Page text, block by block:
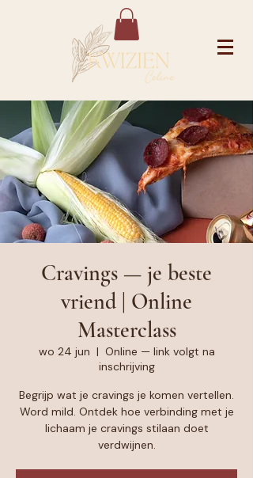
Cravings — je beste
vriend | Online
Masterclass
wo 24 jun
  |
Online — link volgt na
inschrijving
Begrijp wat je cravings je komen vertellen.
Word mild. Ontdek hoe verbinding met je
lichaam je cravings stilaan doet
verdwijnen.